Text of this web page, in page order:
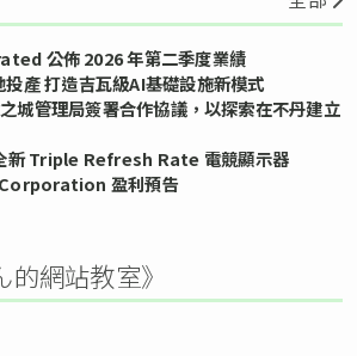
公佈 2026 年第二季度業績
產 打造吉瓦級AI基礎設施新模式
城管理局簽署合作協議，以探索在不丹建立
新 Triple Refresh Rate 電競顯示器
盈利預告
網站教室》